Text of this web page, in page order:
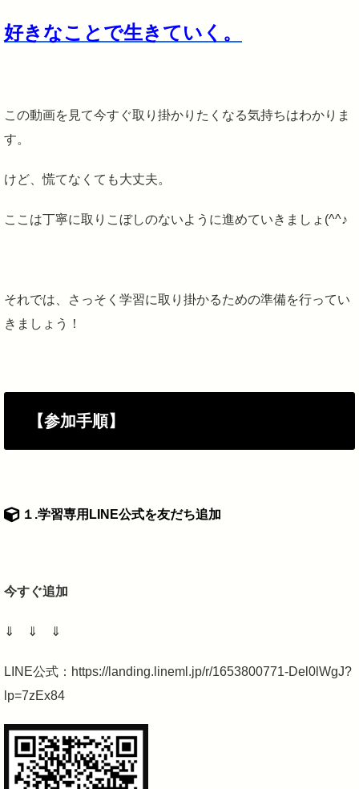
好きなことで生きていく。
この動画を見て今すぐ取り掛かりたくなる気持ちはわかりま
す。
けど、慌てなくても大丈夫。
ここは丁寧に取りこぼしのないように進めていきましょ(^^♪
それでは、さっそく学習に取り掛かるための準備を行ってい
きましょう！
【参加手順】
１.学習専用LINE公式を友だち追加
今すぐ追加
⇓ ⇓ ⇓
LINE公式：https://landing.lineml.jp/r/1653800771-Del0lWgJ?
lp=7zEx84